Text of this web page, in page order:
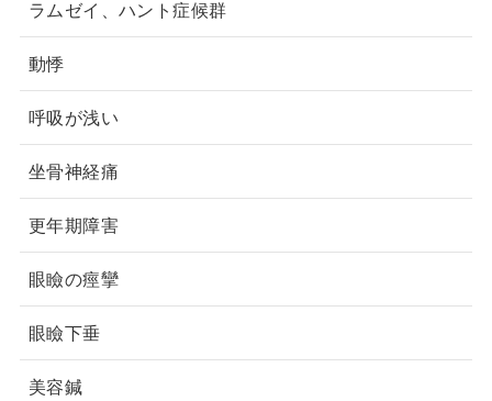
ラムゼイ、ハント症候群
動悸
呼吸が浅い
坐骨神経痛
更年期障害
眼瞼の痙攣
眼瞼下垂
美容鍼